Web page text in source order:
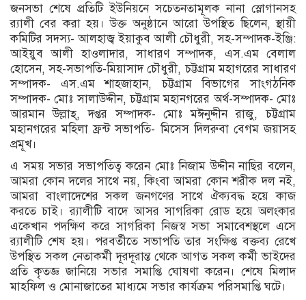
জনসভা শেষে প্রতিটি ইউনিয়নে সচেতনতামূলক নানা স্লোগানসহ
র‌্যালী বের করা হয়। উক্ত অনুষ্ঠানে আরো উপস্থিত ছিলেন, স্থায়ী
কমিটির সদস্য- আলহাজ্ব ইয়াকুব আলী চৌধুরী, সহ-সম্পাদক-ইঞ্জি:
আইয়ুব আলী হাওলাদার, সাধারণ সম্পাদক, এস.এম বেলাল
হোসেন, সহ-সভাপতি-মিয়াসাদ চৌধুরী, চট্টগ্রাম মহাগরের সাধারণ
সম্পাদক- এস.এম শাহজাহান, চট্টগ্রাম বিভাগের সাংগঠনিক
সম্পাদক- মোঃ সালাউদ্দীন, চট্টগ্রাম মহানগরের অর্থ-সম্পাদক- মোঃ
আরমান উল্লাহ্, দপ্তর সম্পাদক- মোঃ মঈনুদ্দীন রাজু, চট্টগ্রাম
মহানগরের মহিলা ফ্রন্ট সভাপতি- মিসেস দিলরুবা বেগম জয়াসহ
প্রমূখ।
এ সময় সভার সভাপতিত্ব করেন মোঃ নিজাম উদ্দীন নাছির বলেন,
আমরা কোন দলের সাথে নয়, কিংবা আমরা কোন শরীক দল নই,
আমরা বাংলাদেশের সকল জনগণের সাথে ঐক্যবদ্ধ হয়ে কাজ
করতে চাই। র‌্যালীটি বাদে আসর সাগরিকা রোড হয়ে অলংকার
একেখান পদক্ষিণ করে সাগরিকা নিজস্ব সভা সমাবেশস্থলে এসে
র‌্যালীটি শেষ হয়। পরবর্তীতে সভাপতি তার সংক্ষিপ্ত বক্তব্য রেখে
উপস্থিত সকল নেতাকর্মী দূরদূরান্ত থেকে আগত সকল কর্মী ভাইদের
প্রতি কৃতজ্ঞ জানিয়ে সভার সমাপ্তি ঘোষণা করেন। শেষে মিলাদ
মাহফিল ও মোনাজাতের মাধ্যমে সভার কার্যক্রম পরিসমাপ্তি ঘটে।